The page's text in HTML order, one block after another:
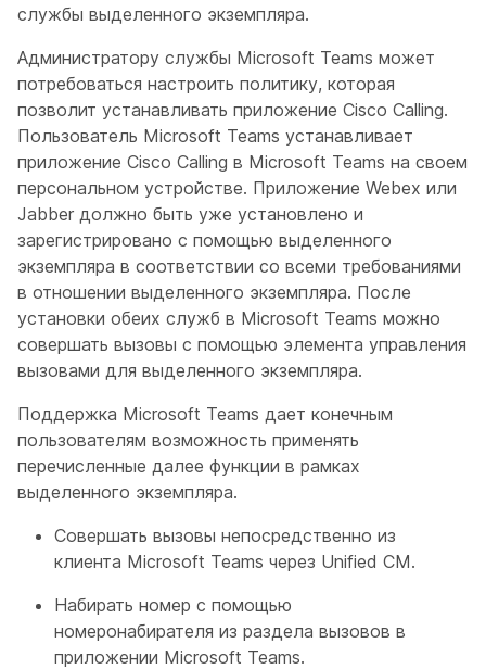
службы выделенного экземпляра.
Администратору службы Microsoft Teams может
потребоваться настроить политику, которая
позволит устанавливать приложение Cisco Calling.
Пользователь Microsoft Teams устанавливает
приложение Cisco Calling в Microsoft Teams на своем
персональном устройстве. Приложение Webex или
Jabber должно быть уже установлено и
зарегистрировано с помощью выделенного
экземпляра в соответствии со всеми требованиями
в отношении выделенного экземпляра. После
установки обеих служб в Microsoft Teams можно
совершать вызовы с помощью элемента управления
вызовами для выделенного экземпляра.
Поддержка Microsoft Teams дает конечным
пользователям возможность применять
перечисленные далее функции в рамках
выделенного экземпляра.
Совершать вызовы непосредственно из
клиента Microsoft Teams через Unified CM.
Набирать номер с помощью
номеронабирателя из раздела вызовов в
приложении Microsoft Teams.